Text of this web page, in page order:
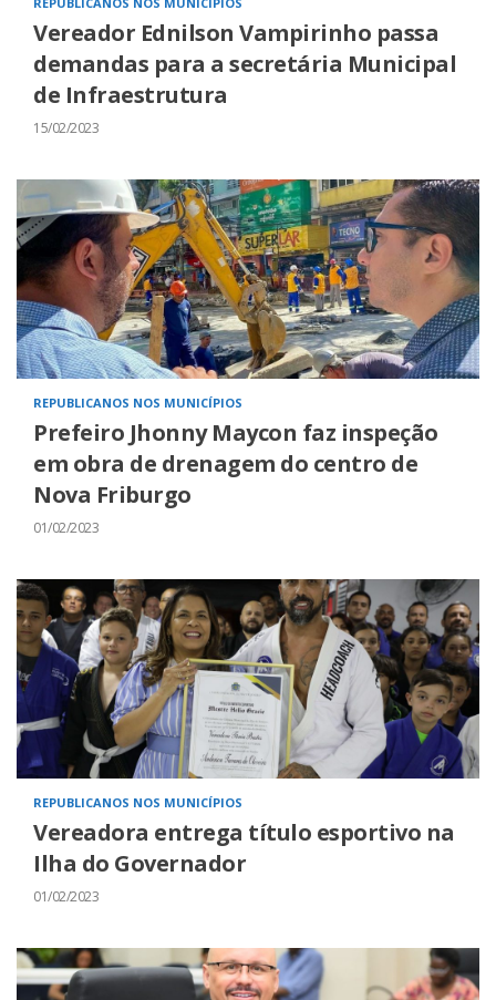
Vereador Ednilson Vampirinho passa
demandas para a secretária Municipal
de Infraestrutura
15/02/2023
REPUBLICANOS NOS MUNICÍPIOS
Prefeiro Jhonny Maycon faz inspeção
em obra de drenagem do centro de
Nova Friburgo
01/02/2023
REPUBLICANOS NOS MUNICÍPIOS
Vereadora entrega título esportivo na
Ilha do Governador
01/02/2023